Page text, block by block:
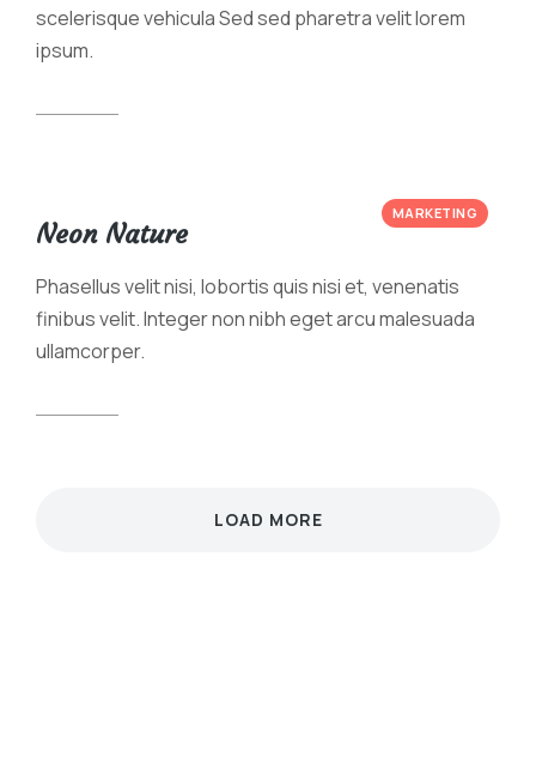
scelerisque vehicula Sed sed pharetra velit lorem
ipsum.
MARKETING
Neon Nature
Phasellus velit nisi, lobortis quis nisi et, venenatis
finibus velit. Integer non nibh eget arcu malesuada
ullamcorper.
LOAD MORE